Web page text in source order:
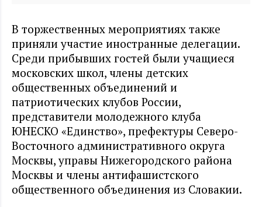
В торжественных мероприятиях также
приняли участие иностранные делегации.
Среди прибывших гостей были учащиеся
московских школ, члены детских
общественных объединений и
патриотических клубов России,
представители молодежного клуба
ЮНЕСКО «Единство», префектуры Северо-
Восточного административного округа
Москвы, управы Нижегородского района
Москвы и члены антифашистского
общественного объединения из Словакии.